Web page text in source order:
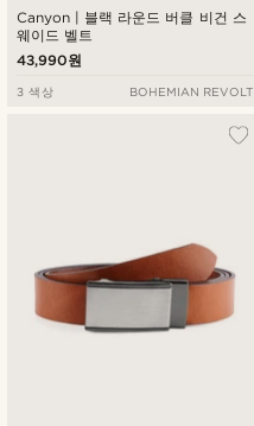
Canyon | 블랙 라운드 버클 비건 스
웨이드 벨트
43,990원
3 색상 BOHEMIAN REVOLT